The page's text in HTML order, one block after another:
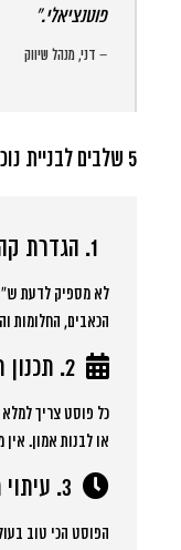
פוטנציאלי.”
– דני, מנהל שיווק
5 שלבים לבניית נוכחות מנצחת ברשתות החברתיות
1. הגדרת קהל היעד המדויק
הכאבים, החלומות
2. תכנון תוכן אסטרטגי
כל פוסט צריך
או לבנות אמון.
3. עיתוי מושלם
הפוסט הכי טוב